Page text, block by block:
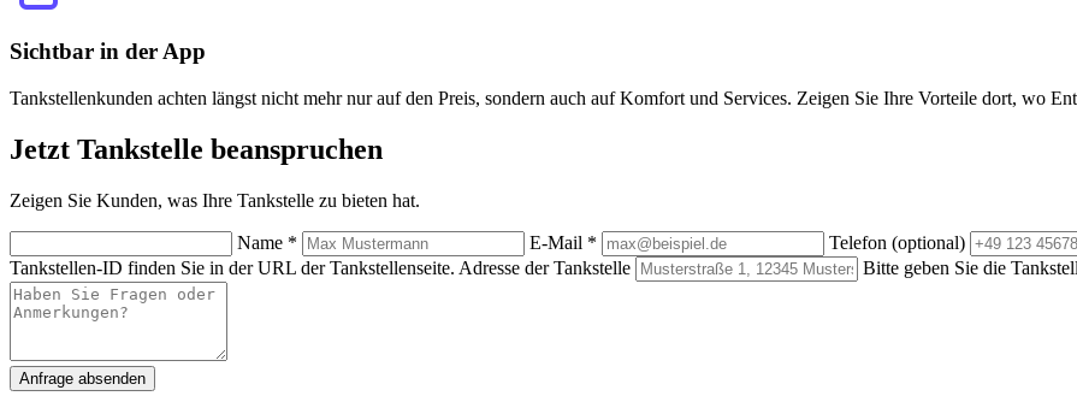
Sichtbar in der App
Tankstellenkunden achten längst nicht mehr nur auf den Preis, sondern auch auf Komfort und Services. Zeigen Sie Ihre Vorteile dort, wo
Jetzt Tankstelle beanspruchen
Zeigen Sie Kunden, was Ihre Tankstelle zu bieten hat.
Name * E-Mail * Telefon (optional)
Tankstellen-ID finden Sie in der URL der Tankstellenseite. Adresse der Tankstelle Bitte geben Sie die
Anfrage absenden